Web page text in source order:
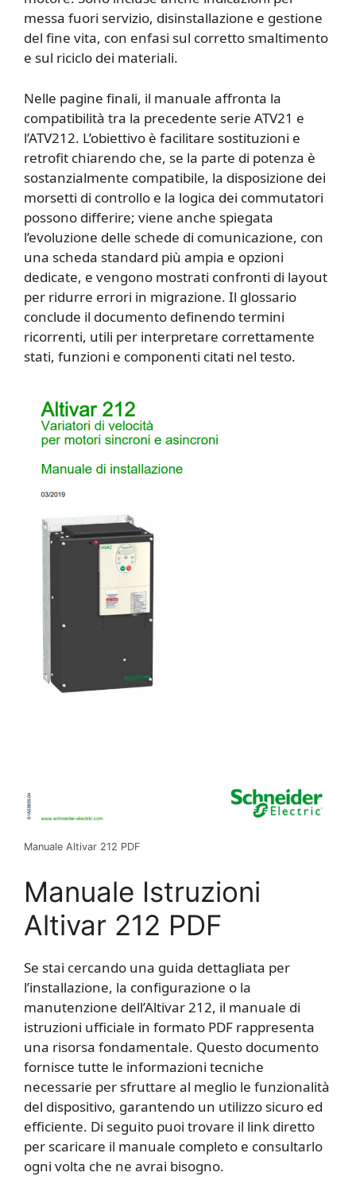
messa fuori servizio, disinstallazione e gestione
del fine vita, con enfasi sul corretto smaltimento
e sul riciclo dei materiali.
Nelle pagine finali, il manuale affronta la
compatibilità tra la precedente serie ATV21 e
l’ATV212. L’obiettivo è facilitare sostituzioni e
retrofit chiarendo che, se la parte di potenza è
sostanzialmente compatibile, la disposizione dei
morsetti di controllo e la logica dei commutatori
possono differire; viene anche spiegata
l’evoluzione delle schede di comunicazione, con
una scheda standard più ampia e opzioni
dedicate, e vengono mostrati confronti di layout
per ridurre errori in migrazione. Il glossario
conclude il documento definendo termini
ricorrenti, utili per interpretare correttamente
stati, funzioni e componenti citati nel testo.
Manuale Altivar 212 PDF
Manuale Istruzioni
Altivar 212 PDF
Se stai cercando una guida dettagliata per
l’installazione, la configurazione o la
manutenzione dell’Altivar 212, il manuale di
istruzioni ufficiale in formato PDF rappresenta
una risorsa fondamentale. Questo documento
fornisce tutte le informazioni tecniche
necessarie per sfruttare al meglio le funzionalità
del dispositivo, garantendo un utilizzo sicuro ed
efficiente. Di seguito puoi trovare il link diretto
per scaricare il manuale completo e consultarlo
ogni volta che ne avrai bisogno.